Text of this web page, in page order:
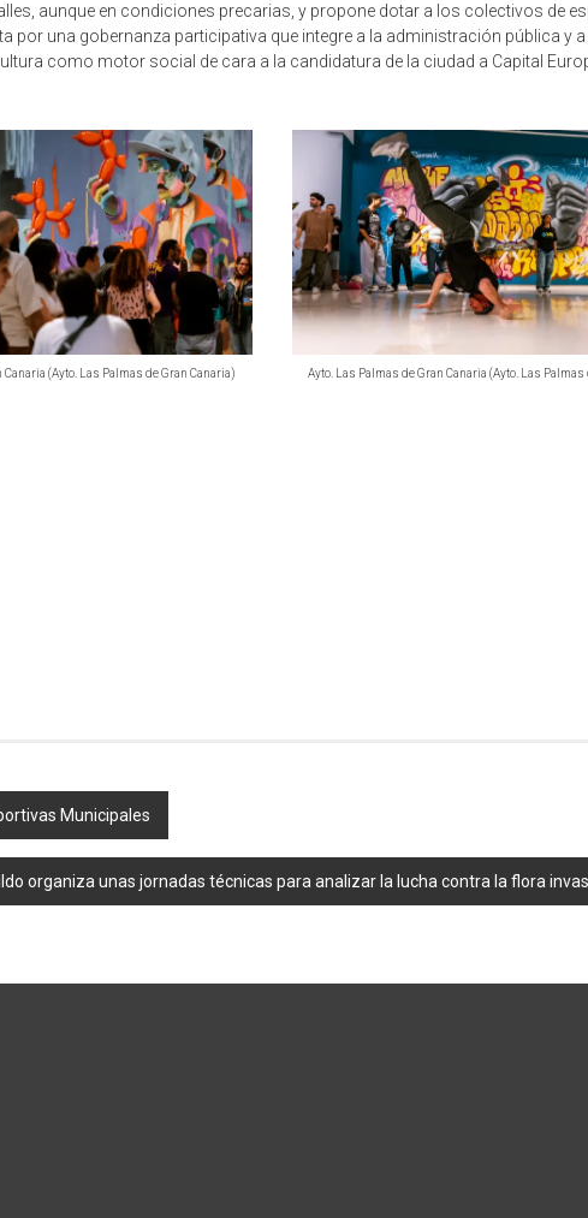
aunque en condiciones precarias, y propone dotar a los colectivos de
una gobernanza participativa que integre a la administración pública y
como motor social de cara a la candidatura de la ciudad a Capital
Canaria (Ayto. Las Palmas de Gran Canaria) Ayto. Las Palmas de Gran Canaria (Ayto. Las Palmas
Municipales
organiza unas jornadas técnicas para analizar la lucha contra la flora